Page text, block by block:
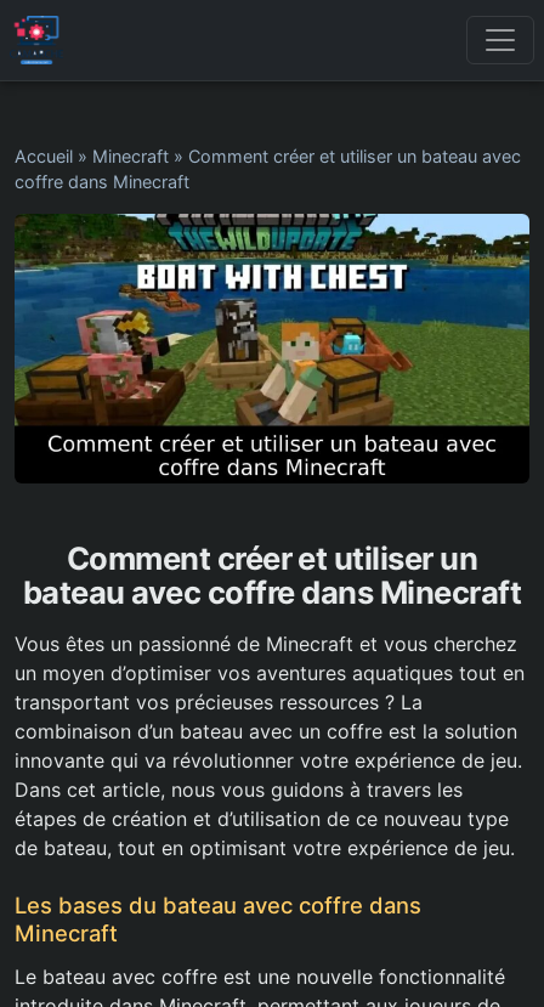
Accueil » Minecraft » Comment créer et utiliser un bateau avec
coffre dans Minecraft
Comment créer et utiliser un
bateau avec coffre dans Minecraft
Vous êtes un passionné de Minecraft et vous cherchez
un moyen d’optimiser vos aventures aquatiques tout en
transportant vos précieuses ressources ? La
combinaison d’un bateau avec un coffre est la solution
innovante qui va révolutionner votre expérience de jeu.
Dans cet article, nous vous guidons à travers les
étapes de création et d’utilisation de ce nouveau type
de bateau, tout en optimisant votre expérience de jeu.
Les bases du bateau avec coffre dans
Minecraft
Le bateau avec coffre est une nouvelle fonctionnalité